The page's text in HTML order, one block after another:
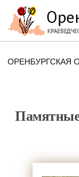
ОРЕНБУРГСКАЯ
Памятные